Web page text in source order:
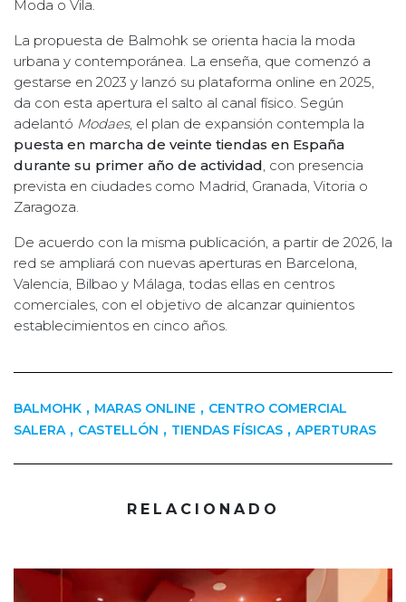
Moda o Vila.
La propuesta de Balmohk se orienta hacia la moda
urbana y contemporánea. La enseña, que comenzó a
gestarse en 2023 y lanzó su plataforma online en 2025,
da con esta apertura el salto al canal físico. Según
adelantó Modaes, el plan de expansión contempla la
puesta en marcha de veinte tiendas en España
durante su primer año de actividad, con presencia
prevista en ciudades como Madrid, Granada, Vitoria o
Zaragoza.
De acuerdo con la misma publicación, a partir de 2026, la
red se ampliará con nuevas aperturas en Barcelona,
Valencia, Bilbao y Málaga, todas ellas en centros
comerciales, con el objetivo de alcanzar quinientos
establecimientos en cinco años.
BALMOHK , MARAS ONLINE , CENTRO COMERCIAL
SALERA , CASTELLÓN , TIENDAS FÍSICAS , APERTURAS
RELACIONADO